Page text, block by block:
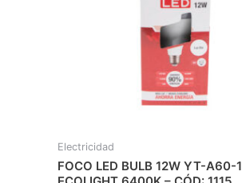
Electricidad
FOCO LED BULB 12W YT-A60-1